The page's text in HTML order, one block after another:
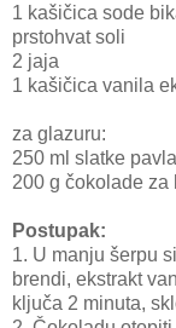
1 kašičica sode
prstohvat soli
2 jaja
1 kašičica vanila
za glazuru:
250 ml slatke
200 g čokolade za
Postupak:
1. U manju šerpu
brendi, ekstrakt
ključa 2 minuta,